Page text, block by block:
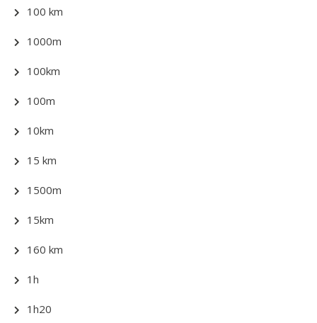
100 km
1000m
100km
100m
10km
15 km
1500m
15km
160 km
1h
1h20